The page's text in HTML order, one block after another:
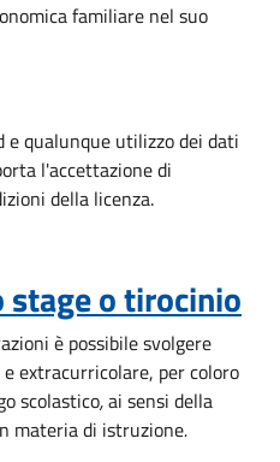
familiare nel suo
e qualunque utilizzo dei dati
l'accettazione di
della licenza.
stage o tirocinio
è possibile svolgere
extracurricolare, per coloro
scolastico,ai sensi della
materia di istruzione.